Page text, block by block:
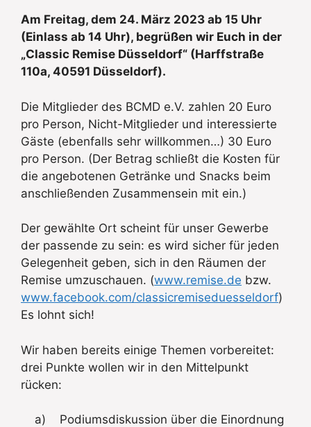
Am Freitag, dem 24. März 2023 ab 15 Uhr
(Einlass ab 14 Uhr), begrüßen wir Euch in der
„Classic Remise Düsseldorf“ (Harffstraße
110a, 40591 Düsseldorf).
Die Mitglieder des BCMD e.V. zahlen 20 Euro
pro Person, Nicht-Mitglieder und interessierte
Gäste (ebenfalls sehr willkommen…) 30 Euro
pro Person. (Der Betrag schließt die Kosten für
die angebotenen Getränke und Snacks beim
anschließenden Zusammensein mit ein.)
Der gewählte Ort scheint für unser Gewerbe
der passende zu sein: es wird sicher für jeden
Gelegenheit geben, sich in den Räumen der
Remise umzuschauen. (www.remise.de bzw.
www.facebook.com/classicremiseduesseldorf)
Es lohnt sich!
Wir haben bereits einige Themen vorbereitet:
drei Punkte wollen wir in den Mittelpunkt
rücken:
a) Podiumsdiskussion über die Einordnung